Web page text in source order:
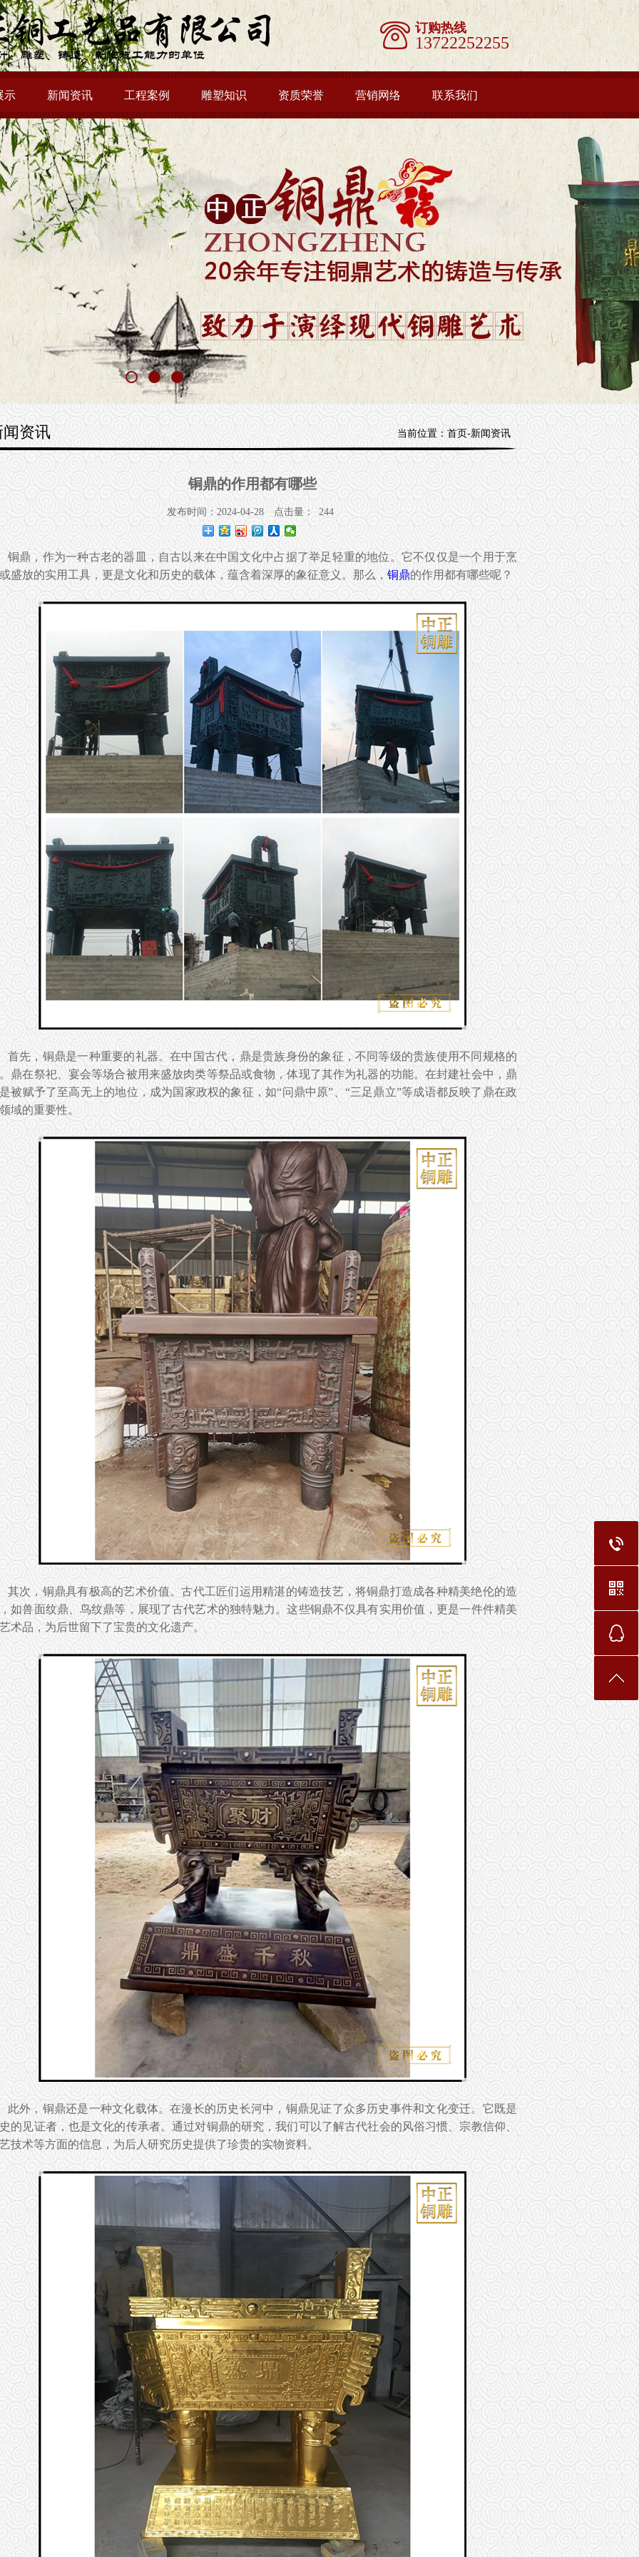
订购热线
13722252255
示 新闻资讯 工程案例 雕塑知识 资质荣誉 营销网络 联系我们
闻资讯 当前位置： 首页-新闻资讯
铜鼎的作用都有哪些
发布时间：2024-04-28 点击量： 244
铜鼎，作为一种古老的器皿，自古以来在中国文化中占据了举足轻重的地位。它不仅仅是一个用于烹
盛放的实用工具，更是文化和历史的载体，蕴含着深厚的象征意义。那么， 铜鼎的作用都有哪些呢？
首先，铜鼎是一种重要的礼器。在中国古代，鼎是贵族身份的象征，不同等级的贵族使用不同规格的
鼎在祭祀、宴会等场合被用来盛放肉类等祭品或食物，体现了其作为礼器的功能。在封建社会中，鼎
被赋予了至高无上的地位，成为国家政权的象征，如“问鼎中原”、“三足鼎立”等成语都反映了鼎在政
域的重要性。
其次，铜鼎具有极高的艺术价值。古代工匠们运用精湛的铸造技艺，将铜鼎打造成各种精美绝伦的造
如兽面纹鼎、鸟纹鼎等，展现了古代艺术的独特魅力。这些铜鼎不仅具有实用价值，更是一件件精美
术品，为后世留下了宝贵的文化遗产。
此外，铜鼎还是一种文化载体。在漫长的历史长河中，铜鼎见证了众多历史事件和文化变迁。它既是
的见证者，也是文化的传承者。通过对铜鼎的研究，我们可以了解古代社会的风俗习惯、宗教信仰、
技术等方面的信息，为后人研究历史提供了珍贵的实物资料。